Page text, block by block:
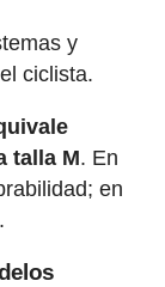
y
ciclista.
talla M. En
en